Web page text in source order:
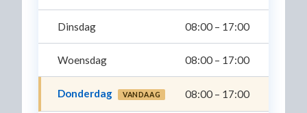
Dinsdag 08:00 – 17:00
Woensdag 08:00 – 17:00
Donderdag VANDAAG 08:00 – 17:00